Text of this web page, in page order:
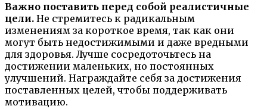
Важно поставить перед собой реалистичные
цели. Не стремитесь к радикальным
изменениям за короткое время, так как они
могут быть недостижимыми и даже вредными
для здоровья. Лучше сосредоточьтесь на
достижении маленьких, но постоянных
улучшений. Награждайте себя за достижения
поставленных целей, чтобы поддерживать
мотивацию.